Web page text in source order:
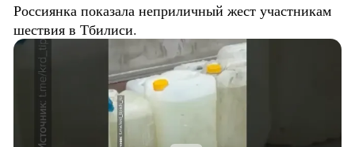
Россиянка показала неприличный жест участникам
шествия в Тбилиси.